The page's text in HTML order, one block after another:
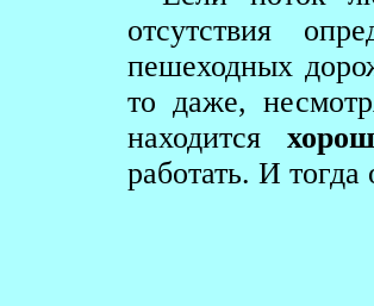
отсутствия
пешеходных
то даже,
находится
работать. И